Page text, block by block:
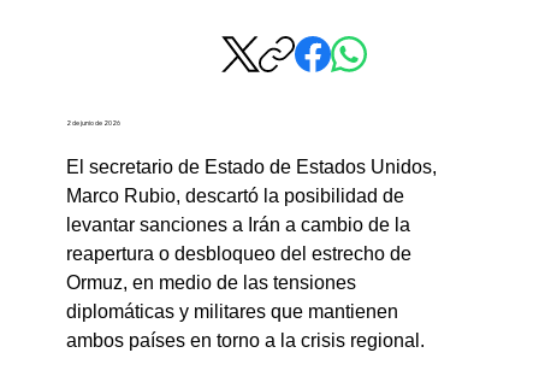
2 de junio de 2026
El secretario de Estado de Estados Unidos,
Marco Rubio, descartó la posibilidad de
levantar sanciones a Irán a cambio de la
reapertura o desbloqueo del estrecho de
Ormuz, en medio de las tensiones
diplomáticas y militares que mantienen
ambos países en torno a la crisis regional.